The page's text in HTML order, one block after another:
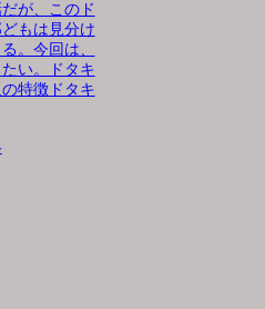
が、このド
もは見分け
。今回は、
い。ドタキ
特徴ドタキ